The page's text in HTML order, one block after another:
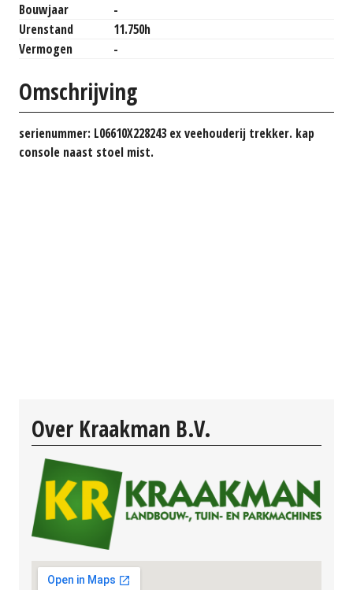
Bouwjaar
-
Urenstand
11.750h
Vermogen
-
Omschrijving
serienummer: L06610X228243 ex veehouderij trekker. kap
console naast stoel mist.
Over Kraakman B.V.